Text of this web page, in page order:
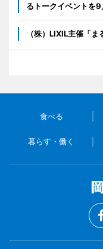
るトークイベントを
（株）LIXIL主催「
食べる
暮らす・働く